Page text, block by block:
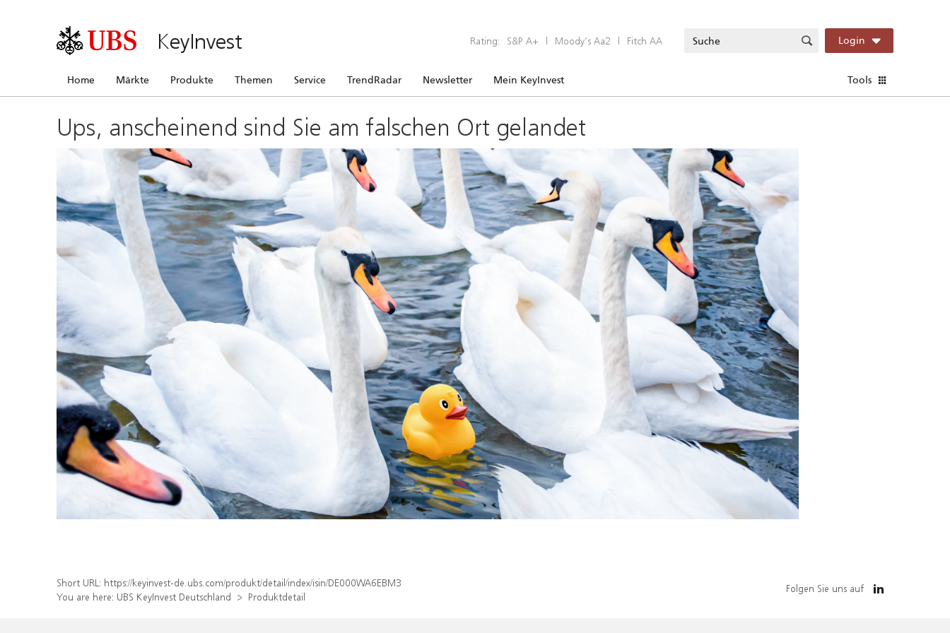
KeyInvest Rating: S&P A+ | Moody’s Aa2 | Fitch AA Login
Home Märkte Produkte Themen Service TrendRadar Newsletter Mein KeyInvest Tools
Ups, anscheinend sind Sie am falschen Ort gelandet
Short URL: https://keyinvest-de.ubs.com/produkt/detail/index/isin/DE000WA6EBM3
You are here: UBS KeyInvest Deutschland Produktdetail
Folgen Sie uns auf